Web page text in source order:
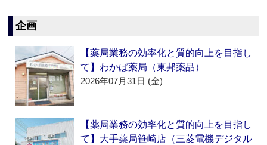
企画
【薬局業務の効率化と質的向上を目指し
て】わかば薬局（東邦薬品）
2026年07月31日 (金)
【薬局業務の効率化と質的向上を目指し
て】大手薬局笹崎店（三菱電機デジタル